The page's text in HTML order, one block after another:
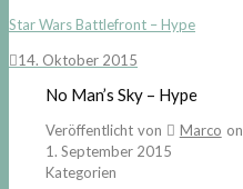
Star Wars Battlefront – Hype
14. Oktober 2015
No Man’s Sky – Hype
Veröffentlicht von Marco on
1. September 2015
Kategorien